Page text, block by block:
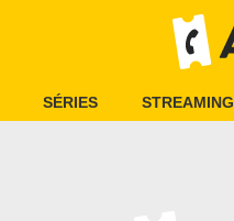
SÉRIES STREAMING